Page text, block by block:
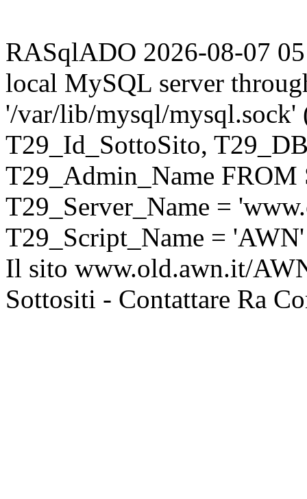
RASqlADO 2026-08-07
local MySQL server
'/var/lib/mysql/mysql.sock'
T29_Id_SottoSito,
T29_Admin_Name
T29_Server_Name =
T29_Script_Name = 'AWN'
Il sito www.old.awn.it/
Sottositi - Contattare Ra